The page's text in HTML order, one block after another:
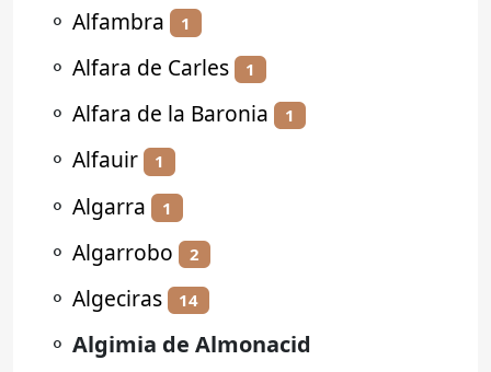
⚬ Alfambra 1
⚬ Alfara de Carles 1
⚬ Alfara de la Baronia 1
⚬ Alfauir 1
⚬ Algarra 1
⚬ Algarrobo 2
⚬ Algeciras 14
⚬ Algimia de Almonacid